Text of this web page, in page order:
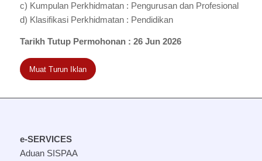
c) Kumpulan Perkhidmatan : Pengurusan dan Profesional
d) Klasifikasi Perkhidmatan : Pendidikan
Tarikh Tutup Permohonan : 26 Jun 2026
Muat Turun Iklan
e-SERVICES
Aduan SISPAA